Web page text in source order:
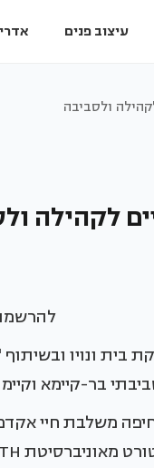
עיצוב פנים
ולסביבה
לקהילה
ביוזמת והפקת בית
בר-קיימא
משלבת חיי